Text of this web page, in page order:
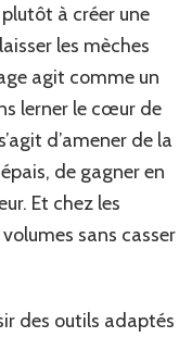
à créer une
les mèches
agit comme un
lerner le cœur de
d’amener de la
de gagner en
Et chez les
sans casser
des outils adaptés